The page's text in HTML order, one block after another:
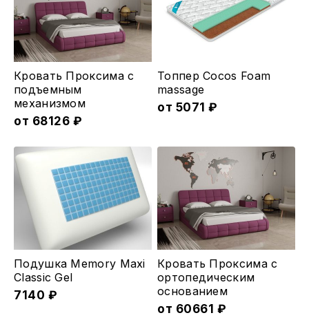
Этот
товар
имеет
несколько
вариаций.
Опции
можно
выбрать
странице
товара.
Кровать Проксима с
подъемным
меxанизмом
от 68126 ₽
Этот
товар
имеет
вариаций.
Опции
можно
выбрать
на
странице
товара.
Топпер Cocos Foam
massage
от 5071 ₽
Подушка Memory Maxi
Classic Gel
7140 ₽
Этот
товар
имеет
несколько
Кровать Проксима с
ортопедическим
основанием
от 60661 ₽